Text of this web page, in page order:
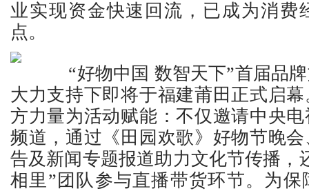
业实现资金快速回流，已成为消费
点。
“好物中国 数智天下”首届品牌
大力支持下即将于福建莆田正式启
方力量为活动赋能：不仅邀请中央
频道，通过《田园欢歌》好物节晚
告及新闻专题报道助力文化节传播，
相里”团队参与直播带货环节。为保